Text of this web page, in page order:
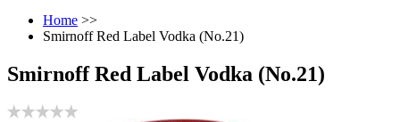
Home >>
Smirnoff Red Label Vodka (No.21)
Smirnoff Red Label Vodka (No.21)